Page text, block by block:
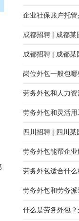
企业社保账户托管
成都招聘 | 成都某
成都招聘 | 成都某
岗位外包一般包哪
劳务外包和人力
劳务外包和灵活
四川招聘 | 四川某
劳务外包能帮企业
劳务外包适合什么
劳务外包和劳务派
什么是劳务外包？